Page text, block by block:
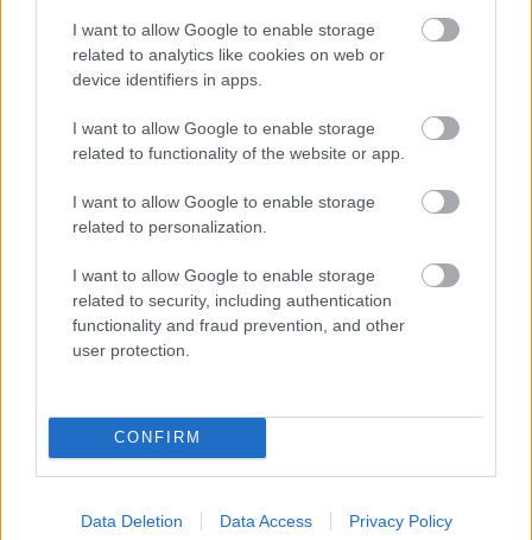
I want to allow Google to enable storage
related to analytics like cookies on web or
device identifiers in apps.
I want to allow Google to enable storage
related to functionality of the website or app.
I want to allow Google to enable storage
related to personalization.
I want to allow Google to enable storage
related to security, including authentication
functionality and fraud prevention, and other
user protection.
CONFIRM
Data Deletion Data Access Privacy Policy
SZAVAKKAL FESTENI
ZÁRT A DOMBOS FEST
„NEM TÖBB EZER EMBERRE UTAZUNK, HANEM